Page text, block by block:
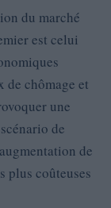
du marché
est celui
de chômage et
une
de
de
plus coûteuses